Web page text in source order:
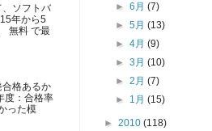
ソフトバ
年から5
無料 で最
格あるか
度：合格率
った模
►6月(7)
►5月(13)
►4月(9)
►3月(10)
►2月(7)
► 1月(15)
► 2010 (118)